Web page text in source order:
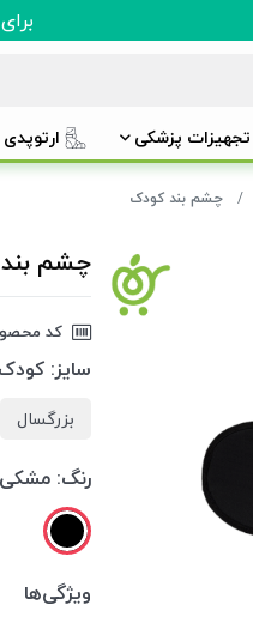
تجهیزات پزشکی
چشم بند کودک
چشم
کد
سایز: کودک
بزرگسال
رنگ: مشکی
ویژگی‌ها